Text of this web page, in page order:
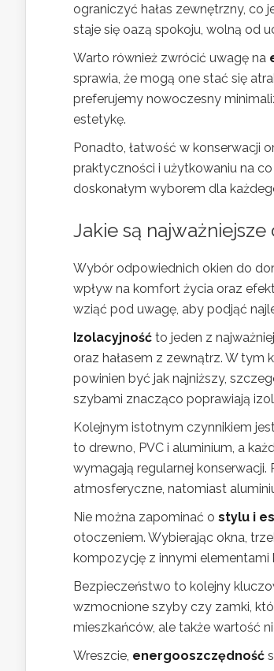
ograniczyć hałas zewnętrzny, co
staje się oazą spokoju, wolną od
Warto również zwrócić uwagę na
sprawia, że mogą one stać się
preferujemy nowoczesny
estetykę.
Ponadto, łatwość w konserwacji
praktyczności i użytkowaniu na
doskonałym wyborem dla
Jakie są
Wybór odpowiednich okien do
wpływ na komfort życia oraz
wziąć pod uwagę, aby podjąć
Izolacyjność to jeden z
oraz hałasem z zewnątrz. W tym
powinien być jak najniższy,
szybami znacząco poprawiają
Kolejnym istotnym czynnikiem jest
to drewno, PVC i aluminium, a
wymagają regularnej
atmosferyczne, natomiast
Nie można zapominać o stylu i
otoczeniem. Wybierając okna,
kompozycję z innymi elementami
Bezpieczeństwo to kolejny
wzmocnione szyby czy zamki,
mieszkańców, ale także wartość
Wreszcie, energooszczędność